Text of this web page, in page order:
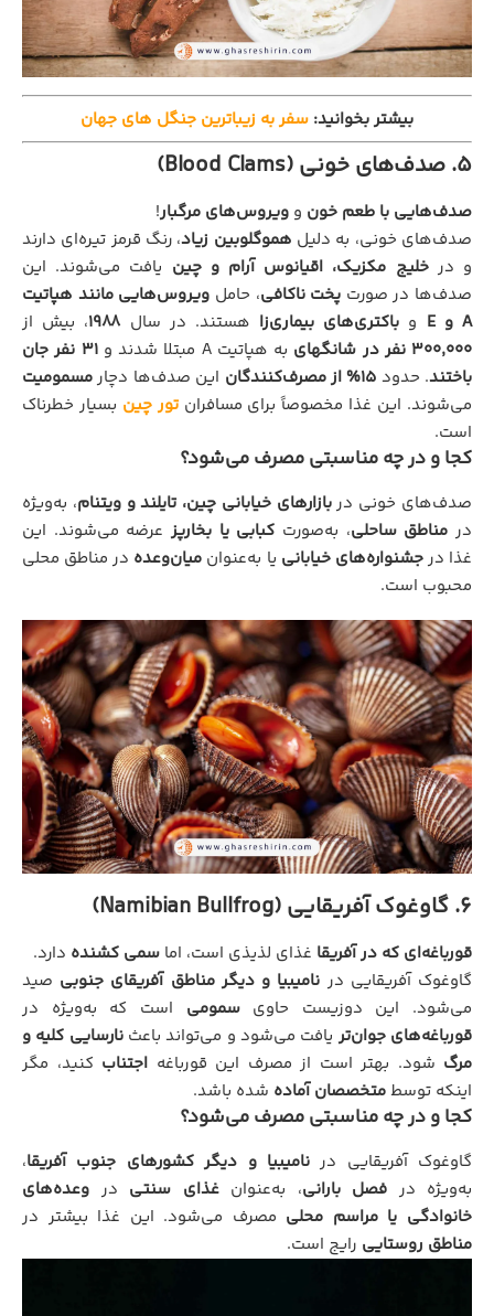
بیشتر بخوانید: سفر به زیباترین جنگل های جهان
5. صدف‌های خونی (Blood Clams)
صدف‌هایی با طعم خون و ویروس‌های مرگبار!
صدف‌های خونی، به دلیل هموگلوبین زیاد، رنگ قرمز تیره‌ای دارند
و درخلیج مکزیک، اقیانوس آرام و چین یافت می‌شوند. این
صدف‌ها در صورت پخت ناکافی، حامل ویروس‌هایی مانند هپاتیت
A و E
و باکتری‌های بیماری‌زا هستند. در سال 1988، بیش از
300,000 نفر در شانگهای
به هپاتیت A مبتلا شدند و
31 نفر جان
باختند. حدود 15% از مصرف‌کنندگان این صدف‌ها دچارمسمومیت
می‌شوند. این غذا مخصوصاً برای مسافرانتور چین بسیار خطرناک
است.
کجا و در چه مناسبتی مصرف می‌شود؟
صدف‌های خونی دربازارهای خیابانی چین، تایلند و ویتنام، به‌ویژه
در مناطق ساحلی، به‌صورت کبابی یا بخارپز عرضه می‌شوند. این
غذا درجشنواره‌های خیابانی یا به‌عنوان میان‌وعده در مناطق محلی
محبوب است.
6. گاوغوک آفریقایی (Namibian Bullfrog)
قورباغه‌ای که در آفریقا غذای لذیذی است، اما سمی کشنده دارد.
گاوغوک آفریقایی در نامیبیا و دیگر مناطق آفریقای جنوبی صید
می‌شود. این دوزیست حاویسمومی است که به‌ویژه در
قورباغه‌های جوان‌تر یافت می‌شود و می‌تواند باعثنارسایی کلیه و
مرگ شود. بهتر است از مصرف این قورباغه اجتناب کنید، مگر
اینکه توسطمتخصصان آماده شده باشد.
کجا و در چه مناسبتی مصرف می‌شود؟
گاوغوک آفریقایی درنامیبیا و دیگر کشورهای جنوب آفریقا،
به‌ویژه در فصل بارانی، به‌عنوانغذای سنتی در وعده‌های
خانوادگی یا مراسم محلی مصرف می‌شود. این غذا بیشتر در
مناطق روستایی رایج است.